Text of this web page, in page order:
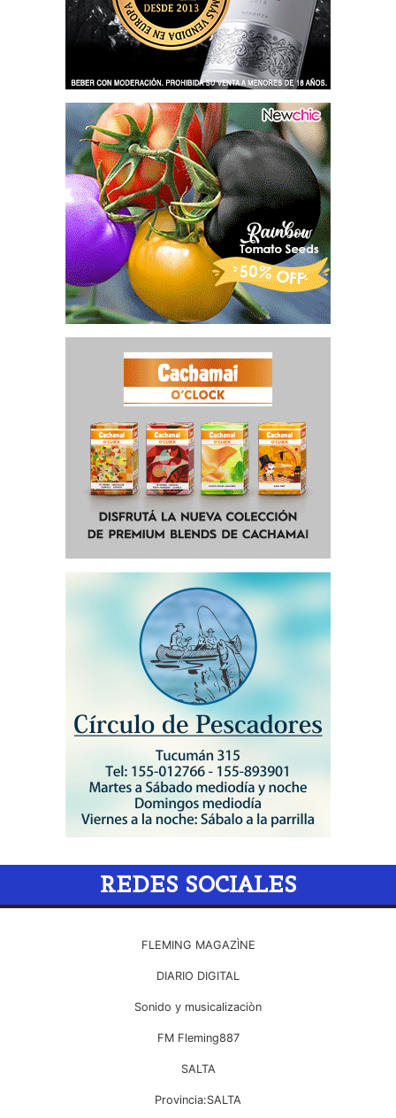
REDES SOCIALES
FLEMING MAGAZÌNE
DIARIO DIGITAL
Sonido y musicalizaciòn
FM Fleming887
SALTA
Provincia:SALTA